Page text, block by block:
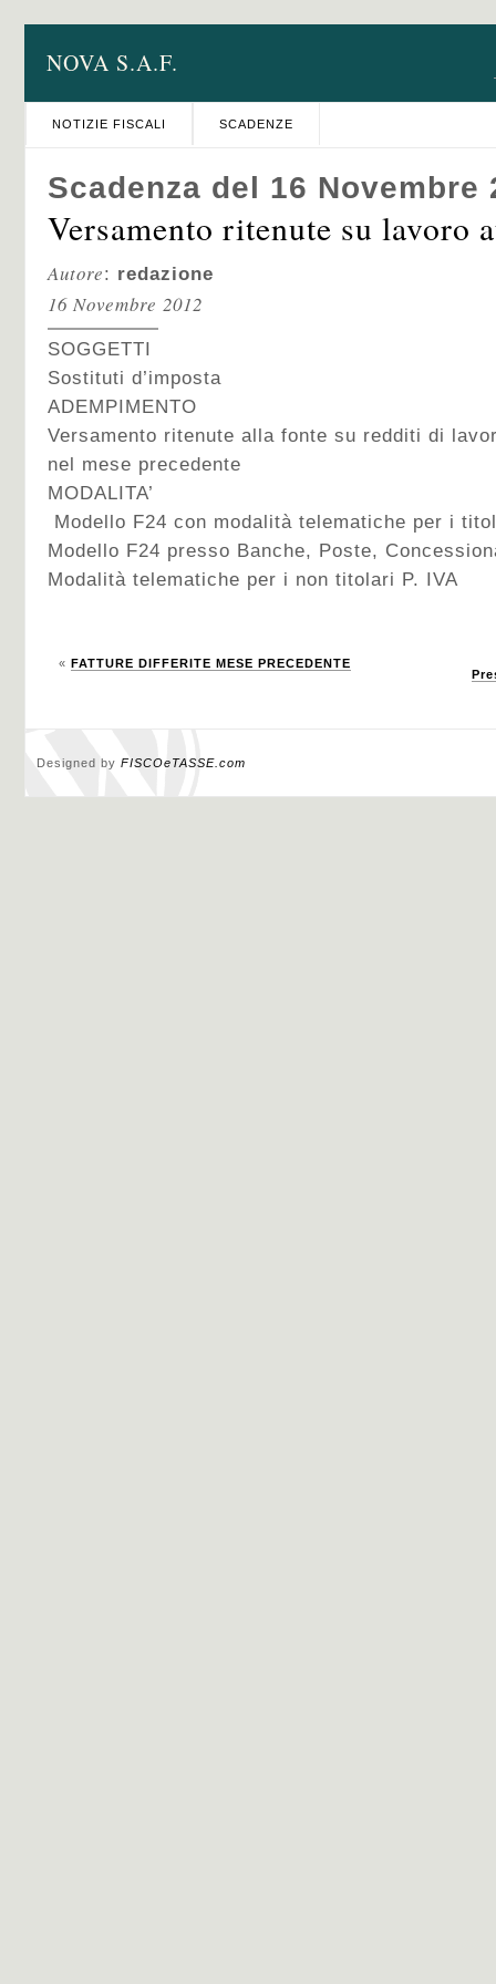
NOVA S.A.F.
NOTIZIE FISCALI SCADENZE
Scadenza del 16 Novembre
Versamento ritenute su lavoro
Autore: redazione
16 Novembre 2012
SOGGETTI
Sostituti d’imposta
ADEMPIMENTO
Versamento ritenute alla fonte su redditi di
nel mese precedente
MODALITA’
Modello F24 con modalità telematiche per i
Modello F24 presso Banche, Poste,
Modalità telematiche per i non titolari P. IVA
« FATTURE DIFFERITE MESE PRECEDENTE
Designed by FISCOeTASSE.com